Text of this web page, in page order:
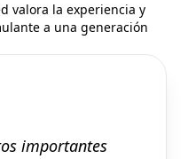
valora la experiencia y
a una generación
importantes